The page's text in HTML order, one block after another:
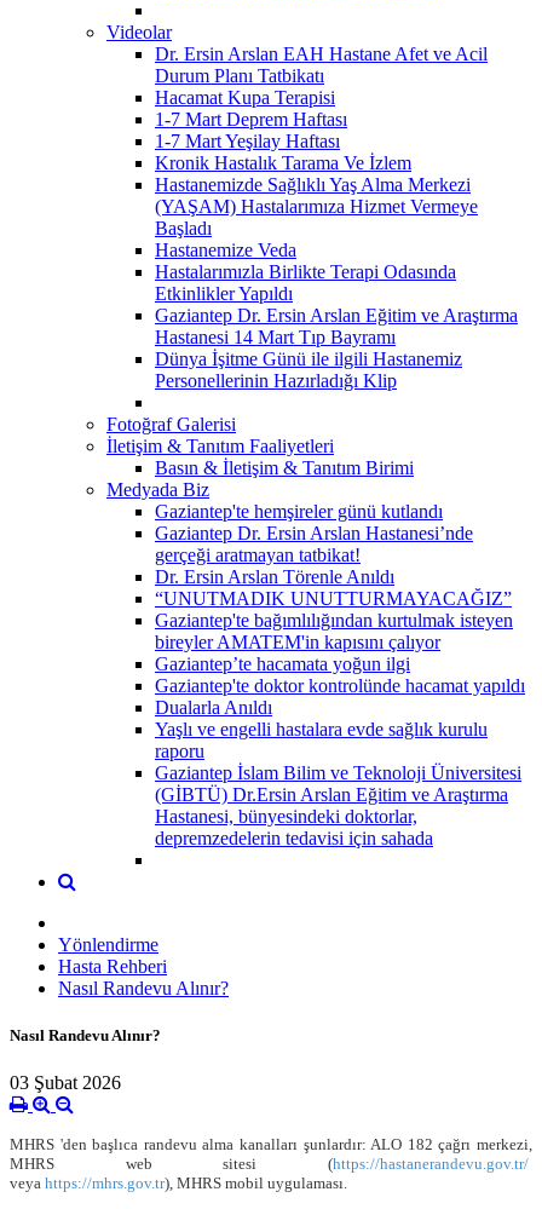
Videolar
Dr. Ersin Arslan EAH Hastane Afet ve Acil
Durum Planı Tatbikatı
Hacamat Kupa Terapisi
1-7 Mart Deprem Haftası
1-7 Mart Yeşilay Haftası
Kronik Hastalık Tarama Ve İzlem
Hastanemizde Sağlıklı Yaş Alma Merkezi
(YAŞAM) Hastalarımıza Hizmet Vermeye
Başladı
Hastanemize Veda
Hastalarımızla Birlikte Terapi Odasında
Etkinlikler Yapıldı
Gaziantep Dr. Ersin Arslan Eğitim ve Araştırma
Hastanesi 14 Mart Tıp Bayramı
Dünya İşitme Günü ile ilgili Hastanemiz
Personellerinin Hazırladığı Klip
Fotoğraf Galerisi
İletişim & Tanıtım Faaliyetleri
Basın & İletişim & Tanıtım Birimi
Medyada Biz
Gaziantep'te hemşireler günü kutlandı
Gaziantep Dr. Ersin Arslan Hastanesi’nde
gerçeği aratmayan tatbikat!
Dr. Ersin Arslan Törenle Anıldı
“UNUTMADIK UNUTTURMAYACAĞIZ”
Gaziantep'te bağımlılığından kurtulmak isteyen
bireyler AMATEM'in kapısını çalıyor
Gaziantep’te hacamata yoğun ilgi
Gaziantep'te doktor kontrolünde hacamat yapıldı
Dualarla Anıldı
Yaşlı ve engelli hastalara evde sağlık kurulu
raporu
Gaziantep İslam Bilim ve Teknoloji Üniversitesi
(GİBTÜ) Dr.Ersin Arslan Eğitim ve Araştırma
Hastanesi, bünyesindeki doktorlar,
depremzedelerin tedavisi için sahada
Yönlendirme
Hasta Rehberi
Nasıl Randevu Alınır?
Nasıl Randevu Alınır?
03 Şubat 2026
MHRS 'den başlıca randevu alma kanalları şunlardır: ALO 182 çağrı merkezi,
MHRS web sitesi (https://hastanerandevu.gov.tr/
veya https://mhrs.gov.tr), MHRS mobil uygulaması.